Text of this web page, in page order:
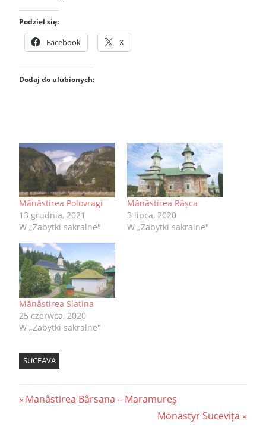
Podziel się:
Facebook X
Dodaj do ulubionych:
Mănăstirea Polovragi
13 grudnia, 2021
W „Zabytki sakralne"
Mănăstirea Râșca
3 lipca, 2020
W „Zabytki sakralne"
Mănăstirea Slatina
25 czerwca, 2020
W „Zabytki sakralne"
SUCEAVA
Nawigacja
Previous
Manâstirea Bârsana – Maramureș
Next
Monastyr Sucevița